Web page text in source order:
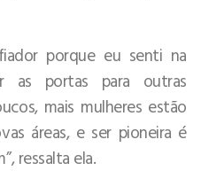
porque eu senti na
as portas para outras
mais mulheres estão
áreas, e ser pioneira é
ressalta ela.